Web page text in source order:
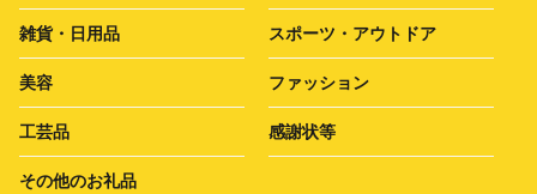
雑貨・日用品 スポーツ・アウトドア
美容 ファッション
工芸品 感謝状等
その他のお礼品